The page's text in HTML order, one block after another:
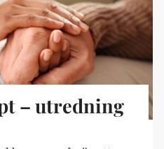
– utredning